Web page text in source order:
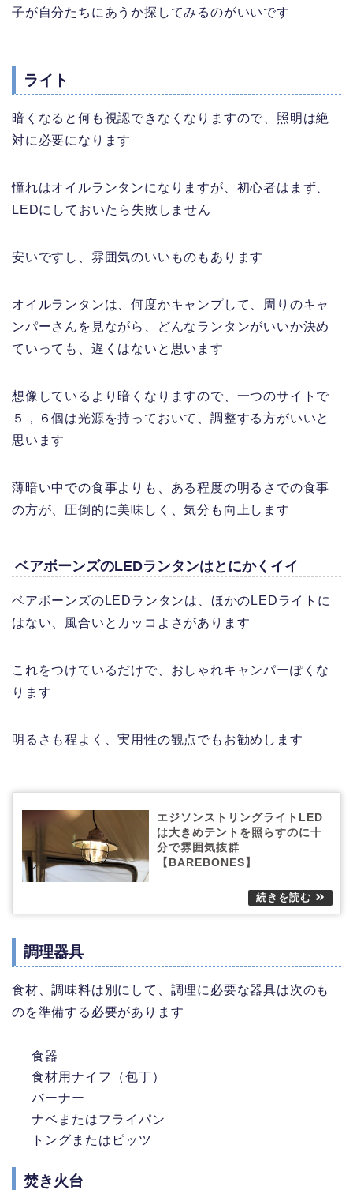
子が自分たちにあうか探してみるのがいいです
ライト
暗くなると何も視認できなくなりますので、照明は絶
対に必要になります
憧れはオイルランタンになりますが、初心者はまず、
LEDにしておいたら失敗しません
安いですし、雰囲気のいいものもあります
オイルランタンは、何度かキャンプして、周りのキャ
ンパーさんを見ながら、どんなランタンがいいか決め
ていっても、遅くはないと思います
想像しているより暗くなりますので、一つのサイトで
５，６個は光源を持っておいて、調整する方がいいと
思います
薄暗い中での食事よりも、ある程度の明るさでの食事
の方が、圧倒的に美味しく、気分も向上します
ベアボーンズのLEDランタンはとにかくイイ
ベアボーンズのLEDランタンは、ほかのLEDライトに
はない、風合いとカッコよさがあります
これをつけているだけで、おしゃれキャンパーぽくな
ります
明るさも程よく、実用性の観点でもお勧めします
エジソンストリングライトLED
は大きめテントを照らすのに十
分で雰囲気抜群
【BAREBONES】
調理器具
食材、調味料は別にして、調理に必要な器具は次のも
のを準備する必要があります
食器
食材用ナイフ（包丁）
バーナー
ナベまたはフライパン
トングまたはピッツ
焚き火台